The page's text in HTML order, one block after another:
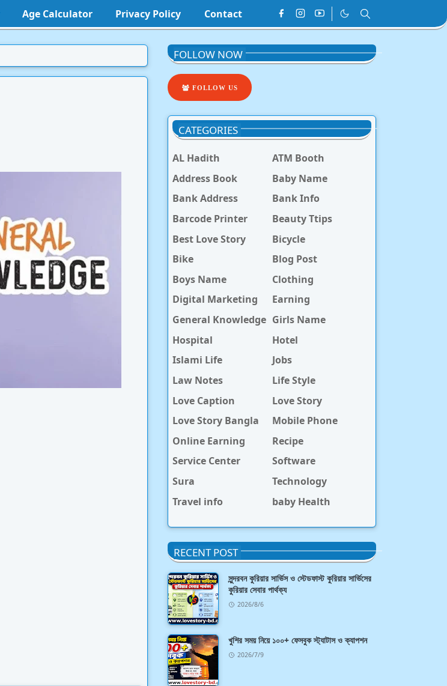
Age Calculator Privacy Policy Contact
FOLLOW NOW
FOLLOW US
CATEGORIES
AL Hadith
ATM Booth
Address Book
Baby Name
Bank Address
Bank Info
Barcode Printer
Beauty Ttips
Best Love Story
Bicycle
Bike
Blog Post
Boys Name
Clothing
Digital Marketing
Earning
General Knowledge Girls Name
Hospital
Hotel
Islami Life
Jobs
Law Notes
Life Style
Love Caption
Love Story
Love Story Bangla
Mobile Phone
Online Earning
Recipe
Service Center
Software
Sura
Technology
Travel info
baby Health
RECENT POST
সুন্দরবন কুরিয়ার সার্ভিস ও স্টেডফাস্ট কুরিয়ার সার্ভিসের
কুরিয়ার সেবার পার্থক্য
2026/8/6
খুশির সময় নিয়ে ১০০+ ফেসবুক স্ট্যাটাস ও ক্যাপশন
2026/7/9